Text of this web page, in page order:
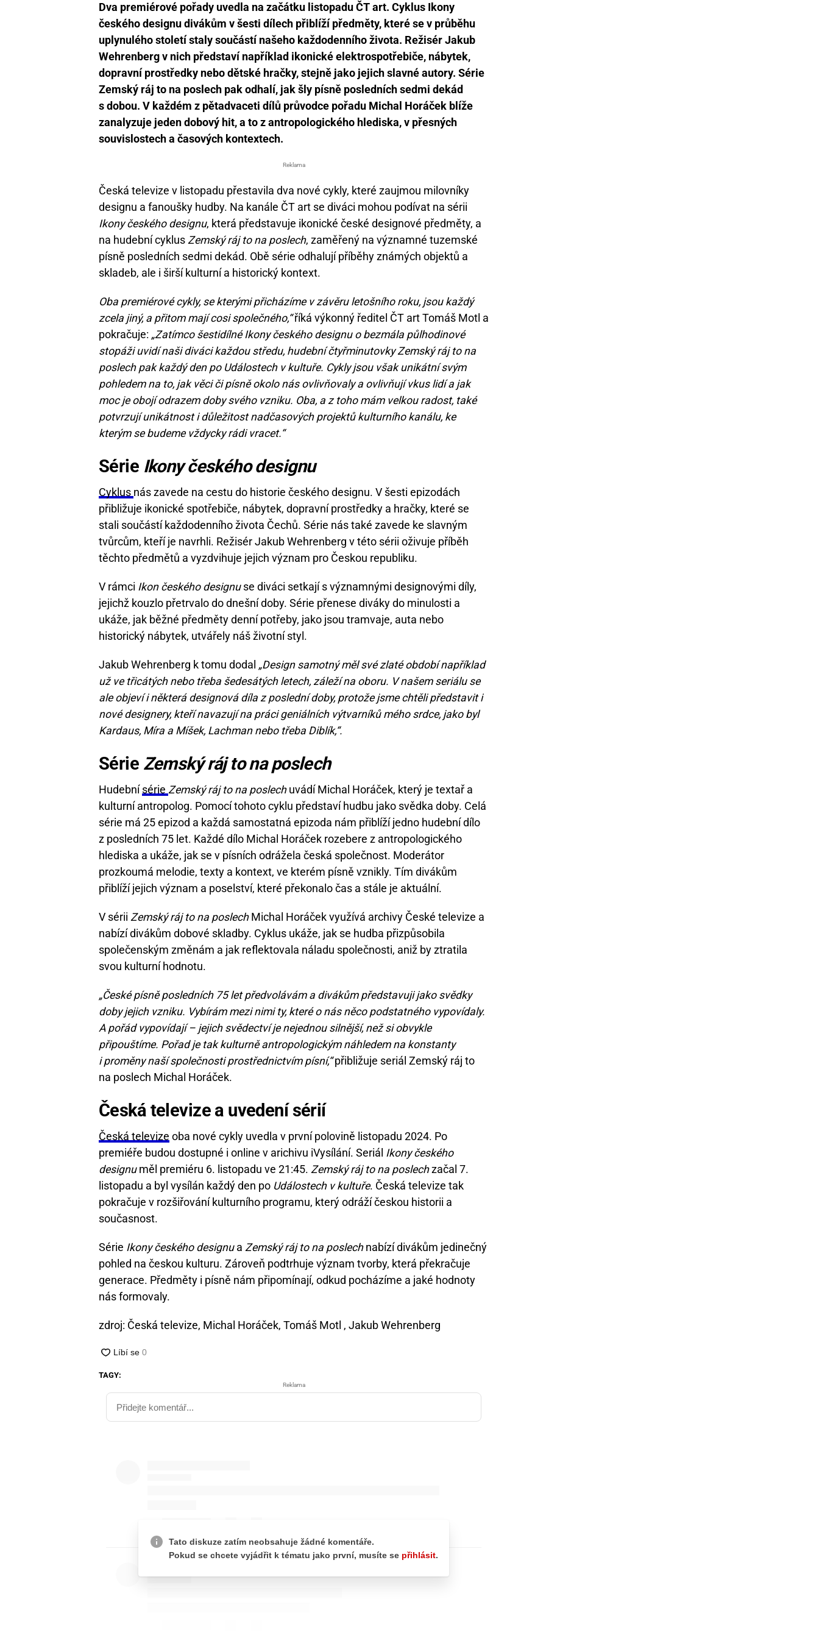
Dva premiérové pořady uvedla na začátku listopadu ČT art. Cyklus Ikony
českého designu divákům v šesti dílech přiblíží předměty, které se v průběhu
uplynulého století staly součástí našeho každodenního života. Režisér Jakub
Wehrenberg v nich představí například ikonické elektrospotřebiče, nábytek,
dopravní prostředky nebo dětské hračky, stejně jako jejich slavné autory. Série
Zemský ráj to na poslech pak odhalí, jak šly písně posledních sedmi dekád
s dobou. V každém z pětadvaceti dílů průvodce pořadu Michal Horáček blíže
zanalyzuje jeden dobový hit, a to z antropologického hlediska, v přesných
souvislostech a časových kontextech.
Reklama
Česká televize v listopadu přestavila dva nové cykly, které zaujmou milovníky
designu a fanoušky hudby. Na kanále ČT art se diváci mohou podívat na sérii
Ikony českého designu, která představuje ikonické české designové předměty, a
na hudební cyklus Zemský ráj to na poslech, zaměřený na významné tuzemské
písně posledních sedmi dekád. Obě série odhalují příběhy známých objektů a
skladeb, ale i širší kulturní a historický kontext.
Oba premiérové cykly, se kterými přicházíme v závěru letošního roku, jsou každý
zcela jiný, a přitom mají cosi společného,“říká výkonný ředitel ČT art Tomáš Motl a
pokračuje: „Zatímco šestidílné Ikony českého designu o bezmála půlhodinové
stopáži uvidí naši diváci každou středu, hudební čtyřminutovky Zemský ráj to na
poslech pak každý den po Událostech v kultuře. Cykly jsou však unikátní svým
pohledem na to, jak věci či písně okolo nás ovlivňovaly a ovlivňují vkus lidí a jak
moc je obojí odrazem doby svého vzniku. Oba, a z toho mám velkou radost, také
potvrzují unikátnost i důležitost nadčasových projektů kulturního kanálu, ke
kterým se budeme vždycky rádi vracet.“
Série Ikony českého designu
Cyklus nás zavede na cestu do historie českého designu. V šesti epizodách
přibližuje ikonické spotřebiče, nábytek, dopravní prostředky a hračky, které se
stali součástí každodenního života Čechů. Série nás také zavede ke slavným
tvůrcům, kteří je navrhli. Režisér Jakub Wehrenberg v této sérii oživuje příběh
těchto předmětů a vyzdvihuje jejich význam pro Českou republiku.
V rámci Ikon českého designuse diváci setkají s významnými designovými díly,
jejichž kouzlo přetrvalo do dnešní doby. Série přenese diváky do minulosti a
ukáže, jak běžné předměty denní potřeby, jako jsou tramvaje, auta nebo
historický nábytek, utvářely náš životní styl.
Jakub Wehrenberg k tomu dodal „Design samotný měl své zlaté období například
už ve třicátých nebo třeba šedesátých letech, záleží na oboru. V našem seriálu se
ale objeví i některá designová díla z poslední doby, protože jsme chtěli představit i
nové designery, kteří navazují na práci geniálních výtvarníků mého srdce, jako byl
Kardaus, Míra a Míšek, Lachman nebo třeba Diblík,“.
Série Zemský ráj to na poslech
Hudební série Zemský ráj to na poslechuvádí Michal Horáček, který je textař a
kulturní antropolog. Pomocí tohoto cyklu představí hudbu jako svědka doby. Celá
série má 25 epizod a každá samostatná epizoda nám přiblíží jedno hudební dílo
z posledních 75 let. Každé dílo Michal Horáček rozebere z antropologického
hlediska a ukáže, jak se v písních odrážela česká společnost. Moderátor
prozkoumá melodie, texty a kontext, ve kterém písně vznikly. Tím divákům
přiblíží jejich význam a poselství, které překonalo čas a stále je aktuální.
V sérii Zemský ráj to na poslechMichal Horáček využívá archivy České televize a
nabízí divákům dobové skladby. Cyklus ukáže, jak se hudba přizpůsobila
společenským změnám a jak reflektovala náladu společnosti, aniž by ztratila
svou kulturní hodnotu.
„České písně posledních 75 let předvolávám a divákům představuji jako svědky
doby jejich vzniku. Vybírám mezi nimi ty, které o nás něco podstatného vypovídaly.
A pořád vypovídají – jejich svědectví je nejednou silnější, než si obvykle
připouštíme. Pořad je tak kulturně antropologickým náhledem na konstanty
i proměny naší společnosti prostřednictvím písní,“přibližuje seriál Zemský ráj to
na poslech Michal Horáček.
Česká televize a uvedení sérií
Česká televize oba nové cykly uvedla v první polovině listopadu 2024. Po
premiéře budou dostupné i online v arichivu iVysílání. Seriál Ikony českého
designuměl premiéru 6. listopadu ve 21:45. Zemský ráj to na poslechzačal 7.
listopadu a byl vysílán každý den po Událostech v kultuře. Česká televize tak
pokračuje v rozšiřování kulturního programu, který odráží českou historii a
současnost.
Série Ikony českého designua Zemský ráj to na poslechnabízí divákům jedinečný
pohled na českou kulturu. Zároveň podtrhuje význam tvorby, která překračuje
generace. Předměty i písně nám připomínají, odkud pocházíme a jaké hodnoty
nás formovaly.
zdroj: Česká televize, Michal Horáček, Tomáš Motl , Jakub Wehrenberg
TAGY:
Reklama